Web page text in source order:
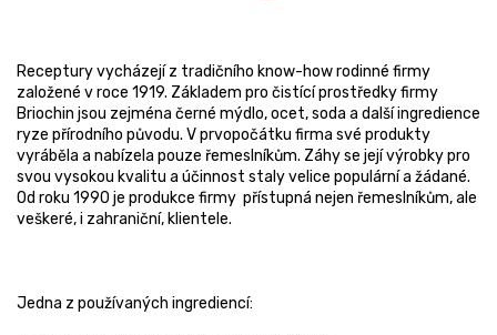
Receptury vycházejí z tradičního know-how rodinné firmy
založené v roce 1919. Základem pro čistící prostředky firmy
Briochin jsou zejména černé mýdlo, ocet, soda a další ingredience
ryze přírodního původu. V prvopočátku firma své produkty
vyráběla a nabízela pouze řemeslníkům. Záhy se její výrobky pro
svou vysokou kvalitu a účinnost staly velice populární a žádané.
Od roku 1990 je produkce firmy přístupná nejen řemeslníkům, ale
veškeré, i zahraniční, klientele.
Jedna z používaných ingrediencí: